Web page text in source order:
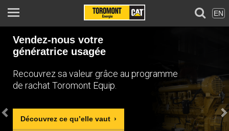
Vendez-nous votre
génératrice usagée
Recouvrez sa valeur grâce au programme
de rachat Toromont Equip.
Découvrez ce qu’elle vaut
EN